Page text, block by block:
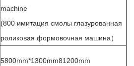
machine
(800 имитация смолы глазурованная
роликовая формовочная машина）
5800mm*1300mm81200mm